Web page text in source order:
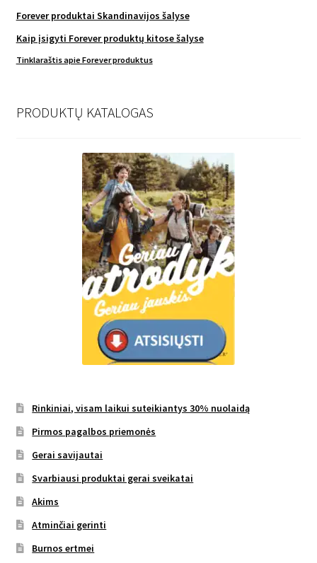
Forever produktai Skandinavijos šalyse
Kaip įsigyti Forever produktų kitose šalyse
Tinklaraštis apie Forever produktus
PRODUKTŲ KATALOGAS
Rinkiniai, visam laikui suteikiantys 30% nuolaidą
Pirmos pagalbos priemonės
Gerai savijautai
Svarbiausi produktai gerai sveikatai
Akims
Atminčiai gerinti
Burnos ertmei